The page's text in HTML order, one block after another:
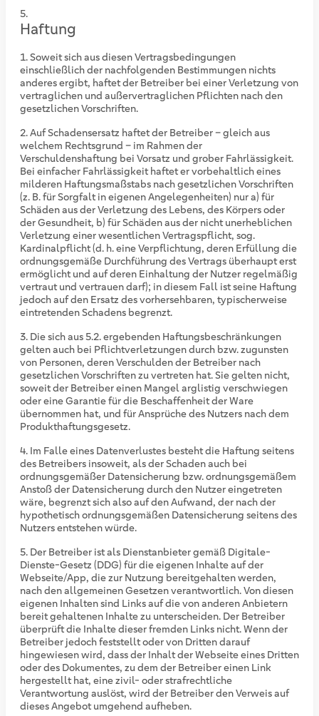
Haftung
Soweit sich aus diesen Vertragsbedingungen
einschließlich der nachfolgenden Bestimmungen nichts
anderes ergibt, haftet der Betreiber bei einer Verletzung von
vertraglichen und außervertraglichen Pflichten nach den
gesetzlichen Vorschriften.
Auf Schadensersatz haftet der Betreiber – gleich aus
welchem Rechtsgrund – im Rahmen der
Verschuldenshaftung bei Vorsatz und grober Fahrlässigkeit.
Bei einfacher Fahrlässigkeit haftet er vorbehaltlich eines
milderen Haftungsmaßstabs nach gesetzlichen Vorschriften
(z. B. für Sorgfalt in eigenen Angelegenheiten) nur a) für
Schäden aus der Verletzung des Lebens, des Körpers oder
der Gesundheit, b) für Schäden aus der nicht unerheblichen
Verletzung einer wesentlichen Vertragspflicht, sog.
Kardinalpflicht (d. h. eine Verpflichtung, deren Erfüllung die
ordnungsgemäße Durchführung des Vertrags überhaupt erst
ermöglicht und auf deren Einhaltung der Nutzer regelmäßig
vertraut und vertrauen darf); in diesem Fall ist seine Haftung
jedoch auf den Ersatz des vorhersehbaren, typischerweise
eintretenden Schadens begrenzt.
Die sich aus 5.2. ergebenden Haftungsbeschränkungen
gelten auch bei Pflichtverletzungen durch bzw. zugunsten
von Personen, deren Verschulden der Betreiber nach
gesetzlichen Vorschriften zu vertreten hat. Sie gelten nicht,
soweit der Betreiber einen Mangel arglistig verschwiegen
oder eine Garantie für die Beschaffenheit der Ware
übernommen hat, und für Ansprüche des Nutzers nach dem
Produkthaftungsgesetz.
Im Falle eines Datenverlustes besteht die Haftung seitens
des Betreibers insoweit, als der Schaden auch bei
ordnungsgemäßer Datensicherung bzw. ordnungsgemäßem
Anstoß der Datensicherung durch den Nutzer eingetreten
wäre, begrenzt sich also auf den Aufwand, der nach der
hypothetisch ordnungsgemäßen Datensicherung seitens des
Nutzers entstehen würde.
Der Betreiber ist als Dienstanbieter gemäß Digitale-
Dienste-Gesetz (DDG) für die eigenen Inhalte auf der
Webseite/App, die zur Nutzung bereitgehalten werden,
nach den allgemeinen Gesetzen verantwortlich. Von diesen
eigenen Inhalten sind Links auf die von anderen Anbietern
bereit gehaltenen Inhalte zu unterscheiden. Der Betreiber
überprüft die Inhalte dieser fremden Links nicht. Wenn der
Betreiber jedoch feststellt oder von Dritten darauf
hingewiesen wird, dass der Inhalt der Webseite eines Dritten
oder des Dokumentes, zu dem der Betreiber einen Link
hergestellt hat, eine zivil- oder strafrechtliche
Verantwortung auslöst, wird der Betreiber den Verweis auf
dieses Angebot umgehend aufheben.